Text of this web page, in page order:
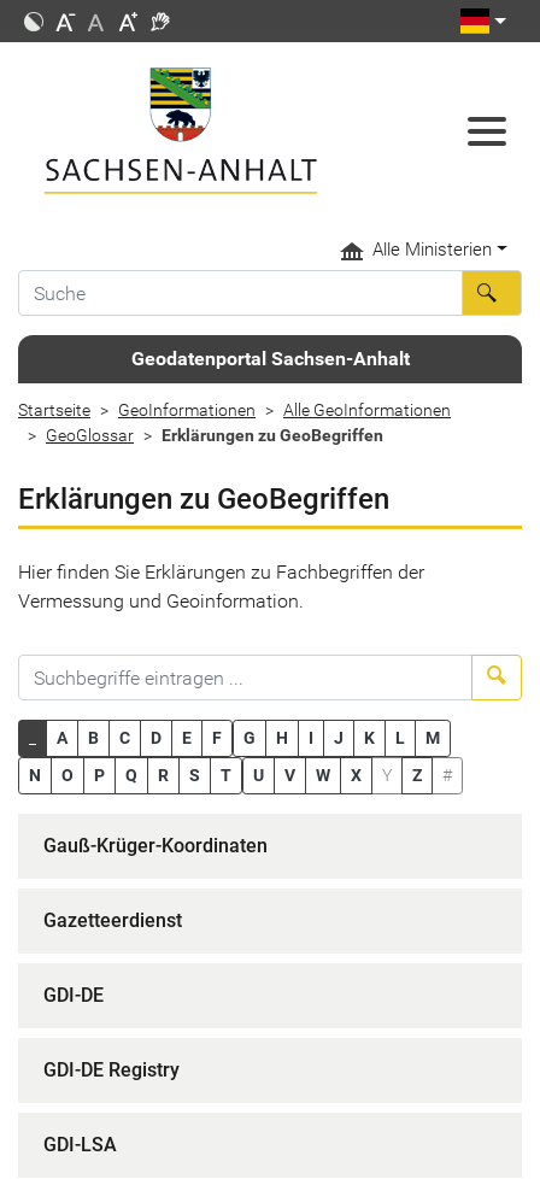
Alle Ministerien
Geodatenportal Sachsen-Anhalt
Startseite GeoInformationen
Alle GeoInformationen
GeoGlossar
Erklärungen zu GeoBegriffen
Erklärungen zu GeoBegriffen
Hier finden Sie Erklärungen zu Fachbegriffen der
Vermessung und Geoinformation.
A B C D E F G H I J K L
M
N
O P Q R S T U V W X Y Z #
Gauß-Krüger-Koordinaten
Gazetteerdienst
GDI-DE
GDI-DE Registry
GDI-LSA